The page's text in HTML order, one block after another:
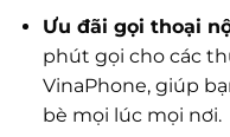
Ưu đãi gọi thoại
phút gọi cho các
VinaPhone, giúp
bè mọi lúc mọi nơi.